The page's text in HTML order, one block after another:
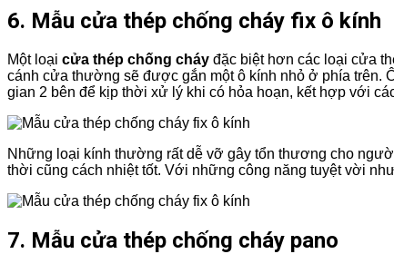
6. Mẫu cửa thép chống cháy fix ô kính
Một loại cửa thép chống cháy đặc biệt hơn các loại cửa
cánh cửa thường sẽ được gắn một ô kính nhỏ ở phía trên.
gian 2 bên để kịp thời xử lý khi có hỏa hoạn, kết hợp với
Những loại kính thường rất dễ vỡ gây tổn thương cho
thời cũng cách nhiệt tốt. Với những công năng tuyệt vời
7. Mẫu cửa thép chống cháy pano